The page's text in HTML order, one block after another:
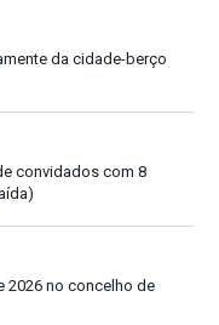
da cidade-berço
convidados com 8
2026 no concelho de